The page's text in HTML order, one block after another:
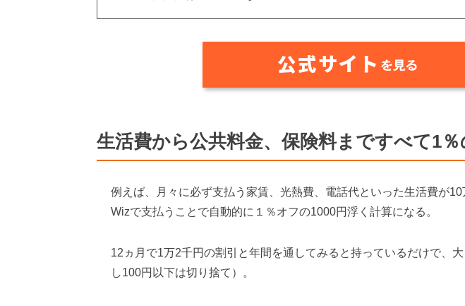
生活費から公共料金、保険料まですべて1％
例えば、月々に必ず支払う家賃、光熱費、電話代といった生活費が
Wizで支払うことで自動的に１％オフの1000円浮く計算になる。
12ヵ月で1万2千円の割引と年間を通してみると持っているだけで、
し100円以下は切り捨て）。